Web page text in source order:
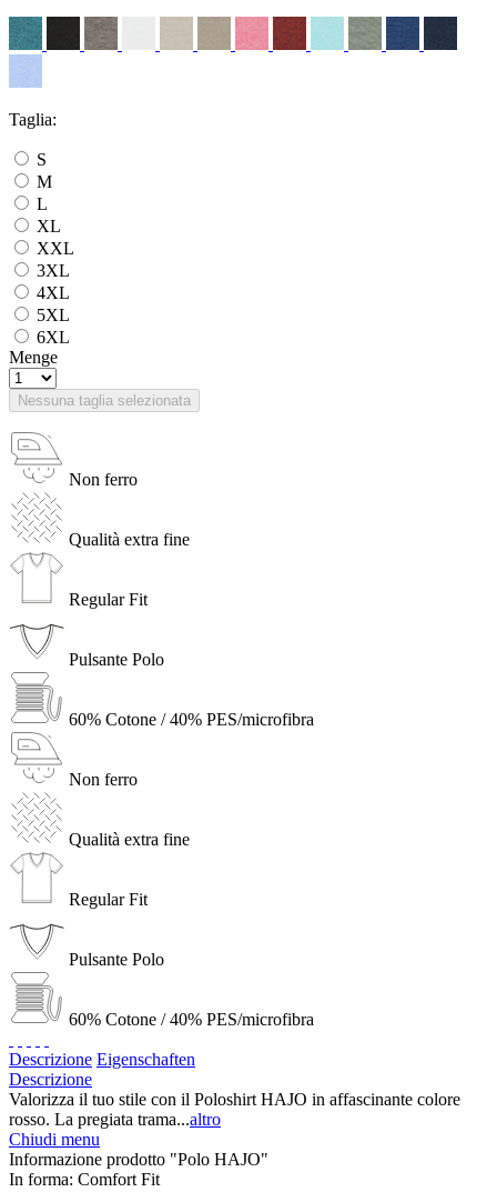
Taglia:
S
M
L
XL
XXL
3XL
4XL
5XL
6XL
Menge
Nessuna taglia selezionata
Non ferro
Qualità extra fine
Regular Fit
Pulsante Polo
60% Cotone / 40% PES/microfibra
Non ferro
Qualità extra fine
Regular Fit
Pulsante Polo
60% Cotone / 40% PES/microfibra
Descrizione Eigenschaften
Descrizione
Valorizza il tuo stile con il Poloshirt HAJO in affascinante colore
rosso. La pregiata trama...altro
Chiudi menu
Informazione prodotto "Polo HAJO"
In forma: Comfort Fit